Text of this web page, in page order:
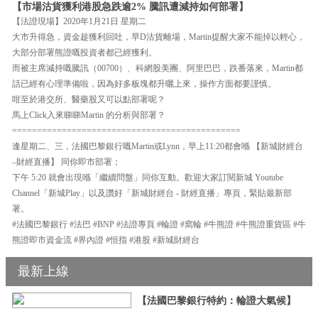
【市場沽貨獲利港股急跌逾2% 騰訊遭減持如何部署】
【法證現場】2020年1月21日 星期二
大市升得急，資金趁獲利回吐，早D沽貨離場，Martin提醒大家不能掉以輕心，
大部分部署熊證嘅投資者都已經獲利。
而被主席減持嘅騰訊（00700）、科網股美團、阿里巴巴，跌番落來，Martin都
話已經有心理準備啦，因為好多板塊都升曬上來，操作方面都要謹慎。
咁至於港交所、醫藥股又可以點部署呢？
馬上Click入來睇睇Martin 的分析與部署？
==============================================
逢星期二、三，法國巴黎銀行嘅Martin或Lynn，早上11:20都會喺 【新城財經台
–財經直播】 同你即市部署；
下午 5:20 就會出現喺「繼續問盤」同你互動。歡迎大家訂閱新城 Youtube
Channel「新城Play」以及讚好「新城財經台 - 財經直播」專頁，緊貼最新部
署。
#法國巴黎銀行 #法巴 #BNP #法證專頁 #輪證 #窩輪 #牛熊證 #牛熊證重貨區 #牛
熊證即市資金流 #界內證 #恒指 #港股 #新城財經台
最新上線
【法國巴黎銀行特約：輪證大氣候】